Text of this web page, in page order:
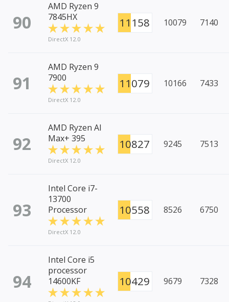
90
AMD Ryzen 9
7845HX
DirectX 12.0
11158 10079 7140
91
AMD Ryzen 9
7900
DirectX 12.0
11079 10166 7433
92
AMD Ryzen AI
Max+ 395
DirectX 12.0
10827 9245 7513
93
Intel Core i7-
13700
Processor
DirectX 12.0
10558 8526 6750
94
Intel Core i5
processor
14600KF
10429 9679 7328